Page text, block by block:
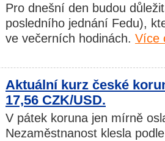
Pro dnešní den budou
posledního jednání Fedu),
ve večerních hodinách. Více
Aktuální kurz české
17,56 CZK/USD.
V pátek koruna jen mírně
Nezaměstnanost klesla